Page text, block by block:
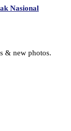
Nasional
& new photos.